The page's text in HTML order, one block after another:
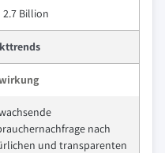
2.7 Billion
nach
und transparenten